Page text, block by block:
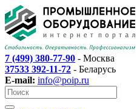
7 (499) 380-77-90 - Москва
37533 392-11-72 - Беларусь
E-mail: info@poip.ru